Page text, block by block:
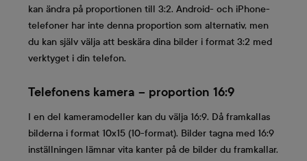
kan ändra på proportionen till 3:2. Android- och iPhone-
telefoner har inte denna proportion som alternativ, men
du kan själv välja att beskära dina bilder i format 3:2 med
verktyget i din telefon.
Telefonens kamera – proportion 16:9
I en del kameramodeller kan du välja 16:9. Då framkallas
bilderna i format 10x15 (10-format). Bilder tagna med 16:9
inställningen lämnar vita kanter på de bilder du framkallar.